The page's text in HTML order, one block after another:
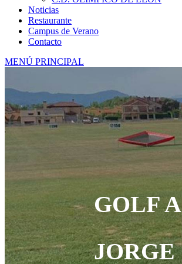
Noticias
Restaurante
Campus de Verano
Contacto
MENÚ PRINCIPAL
GOLF